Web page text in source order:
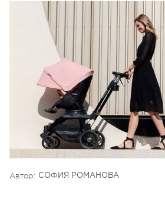
Автор: СОФИЯ РОМАНОВА